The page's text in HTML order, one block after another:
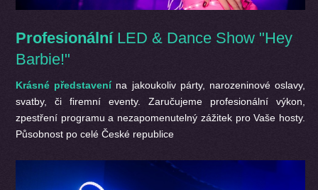
Profesionální LED & Dance Show "Hey
Barbie!"
Krásné představenína jakoukoliv párty, narozeninové oslavy,
svatby, či firemní eventy. Zaručujeme profesionální výkon,
zpestření programu a nezapomenutelný zážitek pro Vaše hosty.
Působnost po celé České republice